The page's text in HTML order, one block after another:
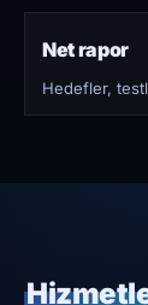
Net rapor
Hedefler,